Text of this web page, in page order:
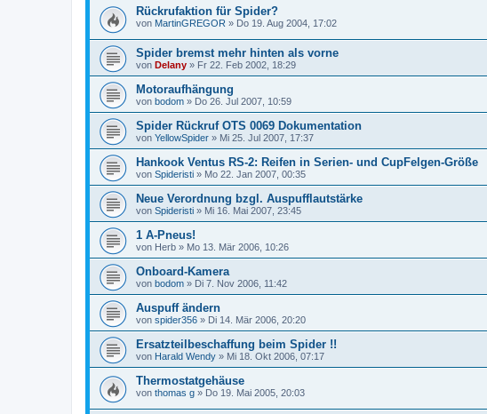
Rückrufaktion für Spider?
von MartinGREGOR » Do 19. Aug 2004, 17:02
Spider bremst mehr hinten als vorne
von Delany » Fr 22. Feb 2002, 18:29
Motoraufhängung
von bodom » Do 26. Jul 2007, 10:59
Spider Rückruf OTS 0069 Dokumentation
von YellowSpider » Mi 25. Jul 2007, 17:37
Hankook Ventus RS-2: Reifen in Serien- und CupFelgen-Größe
von Spideristi » Mo 22. Jan 2007, 00:35
Neue Verordnung bzgl. Auspufflautstärke
von Spideristi » Mi 16. Mai 2007, 23:45
1 A-Pneus!
von Herb » Mo 13. Mär 2006, 10:26
Onboard-Kamera
von bodom » Di 7. Nov 2006, 11:42
Auspuff ändern
von spider356 » Di 14. Mär 2006, 20:20
Ersatzteilbeschaffung beim Spider !!
von Harald Wendy » Mi 18. Okt 2006, 07:17
Thermostatgehäuse
von thomas g » Do 19. Mai 2005, 20:03